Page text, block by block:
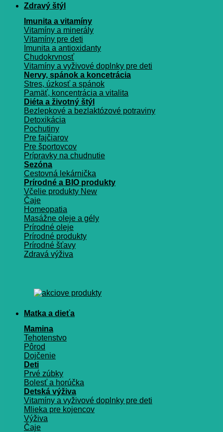
Zdravý štýl
Imunita a vitamíny
Vitamíny a minerály
Vitamíny pre deti
Imunita a antioxidanty
Chudokrvnosť
Vitamíny a vyživové doplnky pre deti
Nervy, spánok a koncetrácia
Stres, úzkosť a spánok
Pamäť, koncentrácia a vitalita
Diéta a životný štýl
Bezlepkové a bezlaktózové potraviny
Detoxikácia
Pochutiny
Pre fajčiarov
Pre športovcov
Prípravky na chudnutie
Sezóna
Cestovná lekárnička
Prírodné a BIO produkty
Včelie produkty
Čaje
Homeopatia
Masážne oleje a gély
Prírodné oleje
Prírodné produkty
Prírodné šťavy
Zdravá výživa
Matka a dieťa
Mamina
Tehotenstvo
Pôrod
Dojčenie
Deti
Prvé zúbky
Bolesť a horúčka
Detská výživa
Vitamíny a vyživové doplnky pre deti
Mlieka pre kojencov
Výživa
Čaje